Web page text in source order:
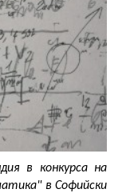
в конкурса на
в Софийски